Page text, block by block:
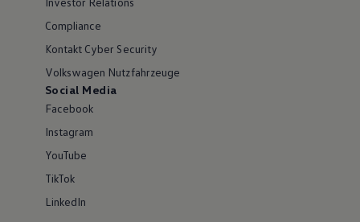
Compliance
Kontakt Cyber Security
Volkswagen Nutzfahrzeuge
Social Media
Facebook
Instagram
YouTube
TikTok
LinkedIn